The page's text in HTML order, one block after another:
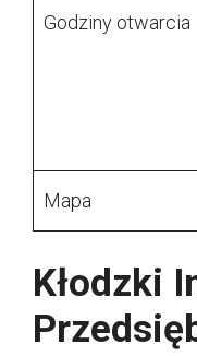
Godziny otwarcia
Mapa
Kłodzki